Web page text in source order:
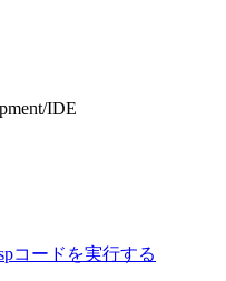
IDE
コードを実行する